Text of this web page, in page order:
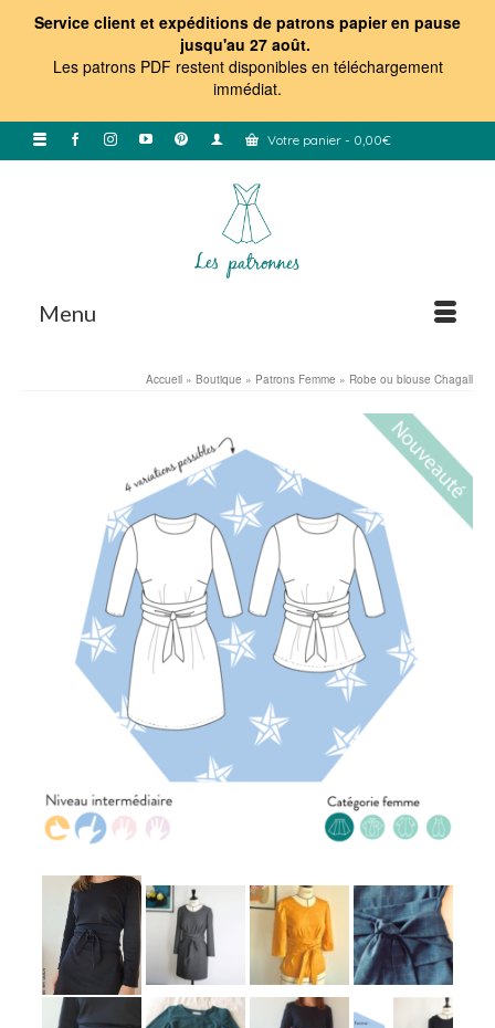
Service client et expéditions de patrons papier en pause
jusqu'au 27 août.
Les patrons PDF restent disponibles en téléchargement
immédiat.
Votre panier - 0,00€
Menu
Accueil » Boutique » Patrons Femme » Robe ou blouse Chagall